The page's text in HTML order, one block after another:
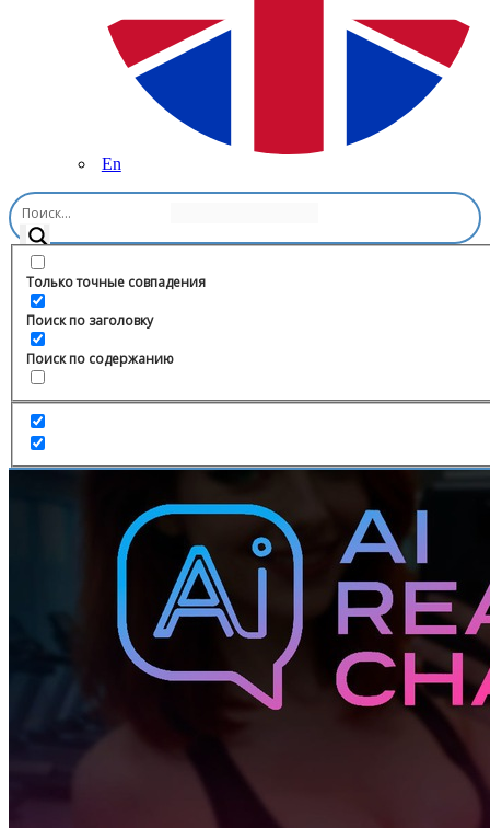
En
Только точные совпадения
Поиск по заголовку
Поиск по содержанию
Главная